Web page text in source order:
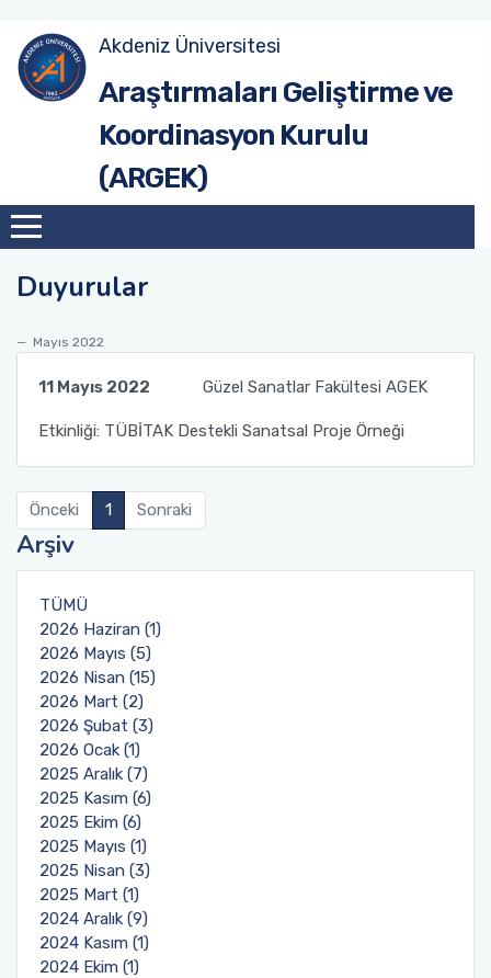
Akdeniz Üniversitesi
Araştırmaları Geliştirme ve
Koordinasyon Kurulu
(ARGEK)
Duyurular
Mayıs 2022
11 Mayıs 2022 Güzel Sanatlar Fakültesi AGEK
Etkinliği: TÜBİTAK Destekli Sanatsal Proje Örneği
Önceki 1 Sonraki
Arşiv
TÜMÜ
2026 Haziran (1)
2026 Mayıs (5)
2026 Nisan (15)
2026 Mart (2)
2026 Şubat (3)
2026 Ocak (1)
2025 Aralık (7)
2025 Kasım (6)
2025 Ekim (6)
2025 Mayıs (1)
2025 Nisan (3)
2025 Mart (1)
2024 Aralık (9)
2024 Kasım (1)
2024 Ekim (1)
Site Anasayfa
Üniversite Anasayfa
Tanıtım
Misyon & Vizyon
Organizasyon Şeması
Akdeniz Üniversitesi Araştırma Geliştirme
Süreçleri Yönetim Organizasyon Yapısı
Kurul Üyeleri
Hedef ve Öneriler (2017-2020)
Hedef ve Öneriler (2020-2023)
Hedef ve Öneriler (2023-2026)
Tanıtım
Birim AGEK'leri
Çalışma Esasları
AGEK Rapor Şablonu